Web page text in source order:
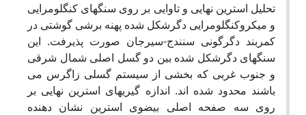
تحلیل استرین نهایی و تاوایی بر روی سنگهای کنگلومرایی
و میکروکنگلومرایی دگرشکل شده پهنه برشی گوشتی در
کمربند دگرگونی سنندج-سیرجان صورت پذیرفت. این
سنگهای دگرشکل شده بین دو گسل اصلی شمال شرقی
و جنوب غربی که بخشی از سیستم گسلی زاگرس می
باشند محدود شده اند. اندازه گیریهای استرین نهایی بر
روی سه صفحه اصلی بیضوی استرین نشان دهنده